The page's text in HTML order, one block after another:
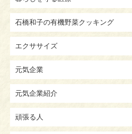
石橋和子の有機野菜クッキング
エクササイズ
元気企業
元気企業紹介
頑張る人